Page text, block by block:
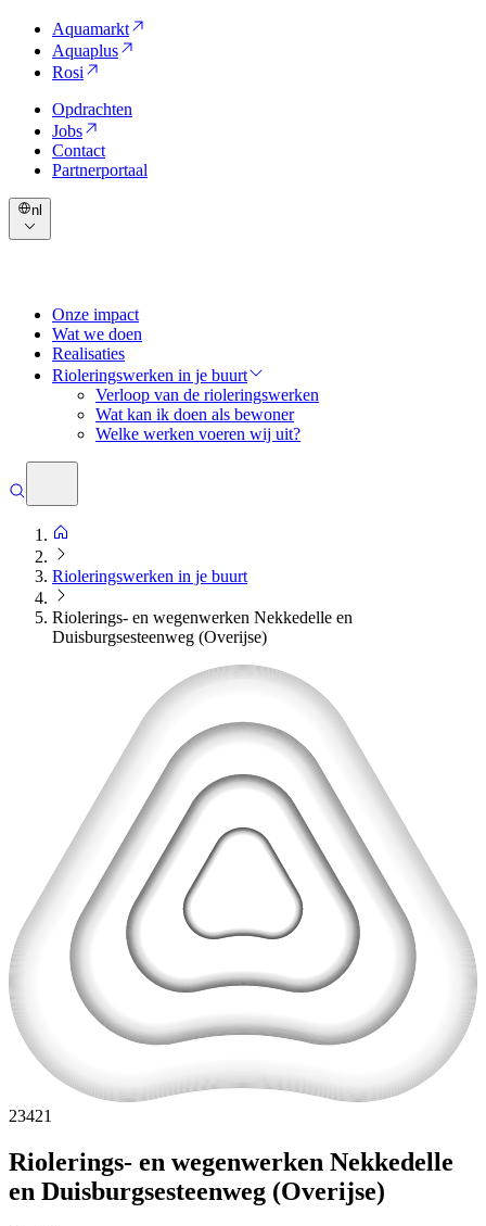
Aquamarkt
Aquaplus
Rosi
Opdrachten
Jobs
Contact
Partnerportaal
nl
Onze impact
Wat we doen
Realisaties
Rioleringswerken in je buurt
Verloop van de rioleringswerken
Wat kan ik doen als bewoner
Welke werken voeren wij uit?
Rioleringswerken in je buurt
Riolerings- en wegenwerken Nekkedelle en
Duisburgsesteenweg (Overijse)
23421
Riolerings- en wegenwerken Nekkedelle
en Duisburgsesteenweg (Overijse)